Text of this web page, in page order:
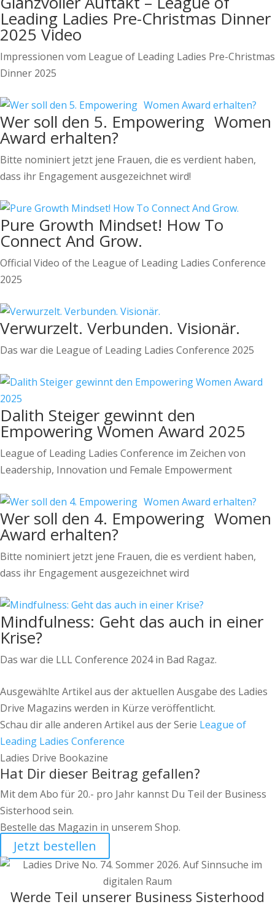
Leading Ladies Pre-Christmas Dinner
2025 Video
Impressionen vom League of Leading Ladies Pre-Christmas
Dinner 2025
Wer soll den 5. Empowering Women
Award erhalten?
Bitte nominiert jetzt jene Frauen, die es verdient haben,
dass ihr Engagement ausgezeichnet wird!
Pure Growth Mindset! How To
Connect And Grow.
Official Video of the League of Leading Ladies Conference
2025
Verwurzelt. Verbunden. Visionär.
Das war die League of Leading Ladies Conference 2025
Dalith Steiger gewinnt den
Empowering Women Award 2025
League of Leading Ladies Conference im Zeichen von
Leadership, Innovation und Female Empowerment
Wer soll den 4. Empowering Women
Award erhalten?
Bitte nominiert jetzt jene Frauen, die es verdient haben,
dass ihr Engagement ausgezeichnet wird
Mindfulness: Geht das auch in einer
Krise?
Das war die LLL Conference 2024 in Bad Ragaz.
Ausgewählte Artikel aus der aktuellen Ausgabe des Ladies
Drive Magazins werden in Kürze veröffentlicht.
Schau dir alle anderen Artikel aus der Serie League of
Leading Ladies Conference
Ladies Drive Bookazine
Hat Dir dieser Beitrag gefallen?
Mit dem Abo für 20.- pro Jahr kannst Du Teil der Business
Sisterhood sein.
Bestelle das Magazin in unserem Shop.
Jetzt bestellen
Werde Teil unserer Business Sisterhood